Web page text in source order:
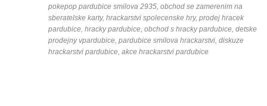
pokepop pardubice smilova 2935, obchod se zamerenim na
sberatelske karty, hrackarstvi spolecenske hry, prodej hracek
pardubice, hracky pardubice, obchod s hracky pardubice, detske
prodejny vpardubice, pardubice smilova hrackarstvi, diskuze
hrackarstvi pardubice, akce hrackarstvi pardubice